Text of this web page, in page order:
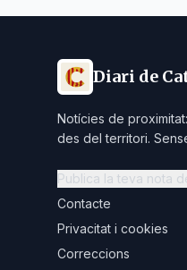
Diari de
Notícies de
des del territori.
Publica la teva nota
Contacte
Privacitat i cookies
Correccions